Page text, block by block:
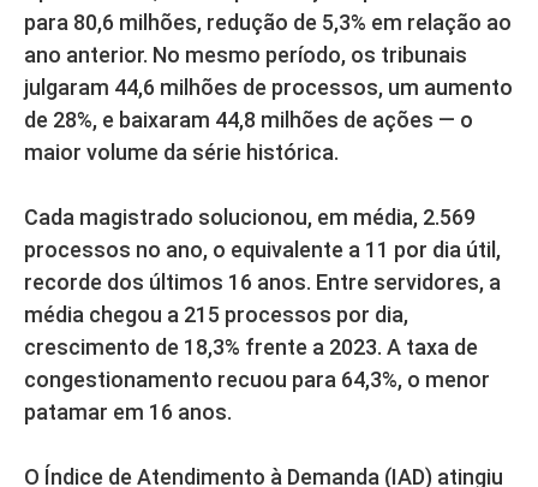
para 80,6 milhões, redução de 5,3% em relação ao
ano anterior. No mesmo período, os tribunais
julgaram 44,6 milhões de processos, um aumento
de 28%, e baixaram 44,8 milhões de ações — o
maior volume da série histórica.
Cada magistrado solucionou, em média, 2.569
processos no ano, o equivalente a 11 por dia útil,
recorde dos últimos 16 anos. Entre servidores, a
média chegou a 215 processos por dia,
crescimento de 18,3% frente a 2023. A taxa de
congestionamento recuou para 64,3%, o menor
patamar em 16 anos.
O Índice de Atendimento à Demanda (IAD) atingiu